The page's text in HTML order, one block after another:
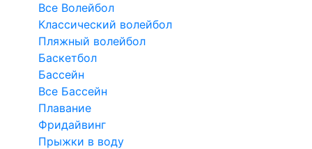
Все Волейбол
Классический волейбол
Пляжный волейбол
Баскетбол
Бассейн
Все Бассейн
Плавание
Фридайвинг
Прыжки в воду